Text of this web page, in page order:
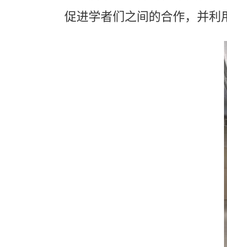
促进学者们之间的合作，并利